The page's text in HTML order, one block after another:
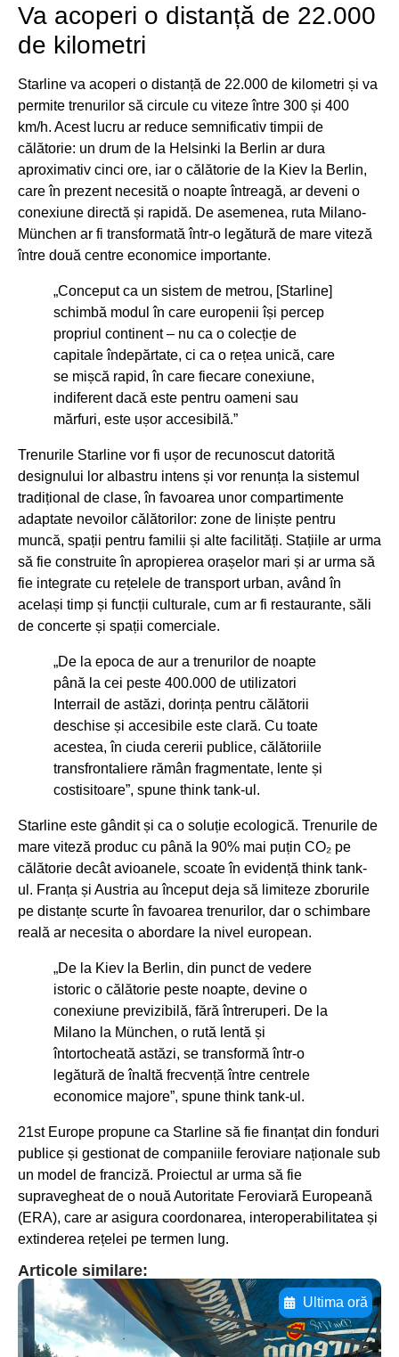
Va acoperi o distanță de 22.000
de kilometri
Starline va acoperi o distanță de 22.000 de kilometri și va
permite trenurilor să circule cu viteze între 300 și 400
km/h. Acest lucru ar reduce semnificativ timpii de
călătorie: un drum de la Helsinki la Berlin ar dura
aproximativ cinci ore, iar o călătorie de la Kiev la Berlin,
care în prezent necesită o noapte întreagă, ar deveni o
conexiune directă și rapidă. De asemenea, ruta Milano-
München ar fi transformată într-o legătură de mare viteză
între două centre economice importante.
„Conceput ca un sistem de metrou, [Starline]
schimbă modul în care europenii își percep
propriul continent – nu ca o colecție de
capitale îndepărtate, ci ca o rețea unică, care
se mișcă rapid, în care fiecare conexiune,
indiferent dacă este pentru oameni sau
mărfuri, este ușor accesibilă.”
Trenurile Starline vor fi ușor de recunoscut datorită
designului lor albastru intens și vor renunța la sistemul
tradițional de clase, în favoarea unor compartimente
adaptate nevoilor călătorilor: zone de liniște pentru
muncă, spații pentru familii și alte facilități. Stațiile ar urma
să fie construite în apropierea orașelor mari și ar urma să
fie integrate cu rețelele de transport urban, având în
același timp și funcții culturale, cum ar fi restaurante, săli
de concerte și spații comerciale.
„De la epoca de aur a trenurilor de noapte
până la cei peste 400.000 de utilizatori
Interrail de astăzi, dorința pentru călătorii
deschise și accesibile este clară. Cu toate
acestea, în ciuda cererii publice, călătoriile
transfrontaliere rămân fragmentate, lente și
costisitoare”, spune think tank-ul.
Starline este gândit și ca o soluție ecologică. Trenurile de
mare viteză produc cu până la 90% mai puțin CO₂ pe
călătorie decât avioanele, scoate în evidență think tank-
ul. Franța și Austria au început deja să limiteze zborurile
pe distanțe scurte în favoarea trenurilor, dar o schimbare
reală ar necesita o abordare la nivel european.
„De la Kiev la Berlin, din punct de vedere
istoric o călătorie peste noapte, devine o
conexiune previzibilă, fără întreruperi. De la
Milano la München, o rută lentă și
întortocheată astăzi, se transformă într-o
legătură de înaltă frecvență între centrele
economice majore”, spune think tank-ul.
21st Europe propune ca Starline să fie finanțat din fonduri
publice și gestionat de companiile feroviare naționale sub
un model de franciză. Proiectul ar urma să fie
supravegheat de o nouă Autoritate Feroviară Europeană
(ERA), care ar asigura coordonarea, interoperabilitatea și
extinderea rețelei pe termen lung.
Articole similare:
Ultima oră
Adaugă aici textul pentru